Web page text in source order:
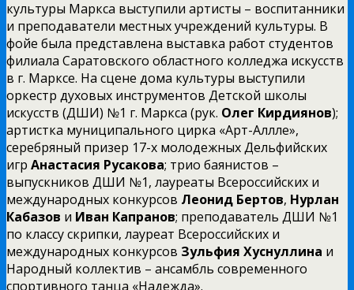
культуры Маркса выступили артисты – воспитанники
и преподаватели местных учреждений культуры. В
фойе была представлена выставка работ студентов
филиала Саратовского областного колледжа искусств
в г. Марксе. На сцене дома культуры выступили
оркестр духовых инструментов Детской школы
искусств (ДШИ) №1 г. Маркса (рук. Олег Кирдиянов);
артистка муниципального цирка «Арт-Аллле»,
серебряный призер 17-х молодежных Дельфийских
игр Анастасия Русакова; трио баянистов –
выпускников ДШИ №1, лауреаты Всероссийских и
международных конкурсов Леонид Бертов, Нурлан
Кабазов и Иван Капранов; преподаватель ДШИ №1
по классу скрипки, лауреат Всероссийских и
международных конкурсов Зульфия Хуснуллина и
Народный коллектив – ансамбль современного
спортивного танца «Надежда».